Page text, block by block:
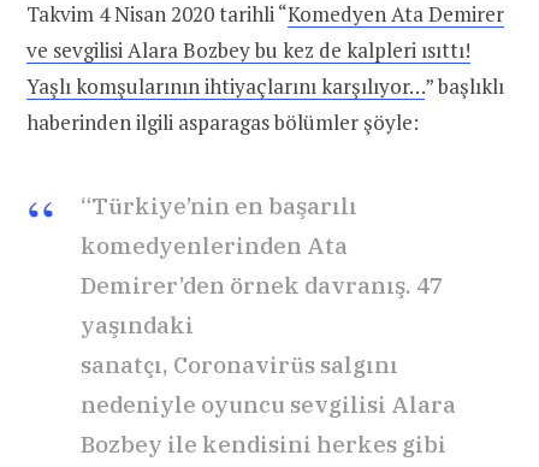
Takvim 4 Nisan 2020 tarihli “Komedyen Ata Demirer
ve sevgilisi Alara Bozbey bu kez de kalpleri ısıttı!
Yaşlı komşularının ihtiyaçlarını karşılıyor…” başlıklı
haberinden ilgili asparagas bölümler şöyle:
“Türkiye’nin en başarılı
komedyenlerinden Ata
Demirer’den örnek davranış. 47
yaşındaki
sanatçı, Coronavirüs salgını
nedeniyle oyuncu sevgilisi Alara
Bozbey ile kendisini herkes gibi